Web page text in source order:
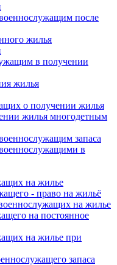
после
жилья
в получении
жилья
о получении жилья
жилья многодетным
запаса
в
на жилье
- право на жильё
на жилье
на постоянное
на жилье при
запаса